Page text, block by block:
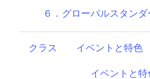
６．グローバルスタン
クラス イベントと特色
イベントと特